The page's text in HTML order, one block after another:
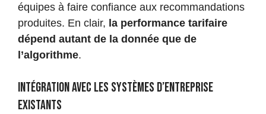
équipes à faire confiance aux recommandations
produites. En clair, la performance tarifaire
dépend autant de la donnée que de
l’algorithme.
Intégration avec les systèmes d’entreprise
existants